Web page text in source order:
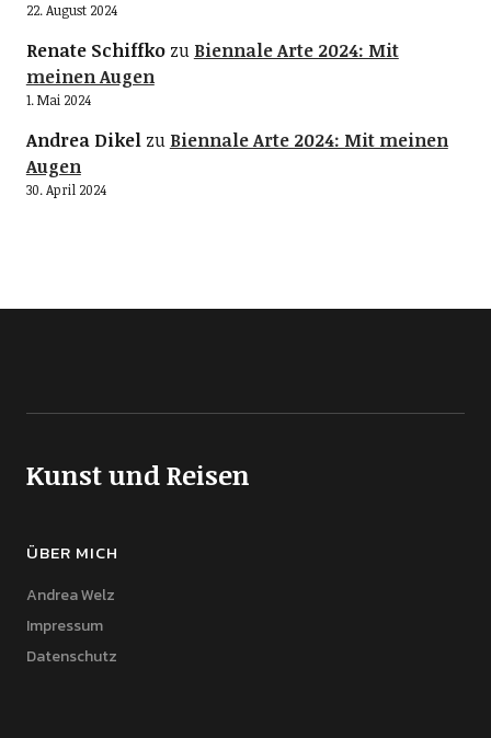
22. August 2024
Renate Schiffkozu Biennale Arte 2024: Mit
meinen Augen
1. Mai 2024
Andrea Dikelzu Biennale Arte 2024: Mit meinen
Augen
30. April 2024
Kunst und Reisen
ÜBER MICH
Andrea Welz
Impressum
Datenschutz